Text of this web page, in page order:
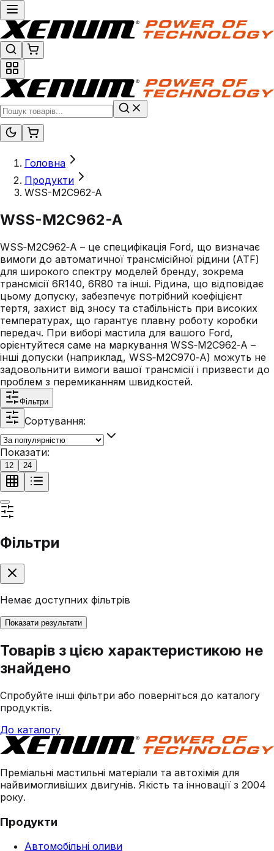
Головна
Продукти
WSS-M2C962-A
WSS-M2C962-A
WSS‑M2C962‑A – це специфікація Ford, що визначає
вимоги до автоматичної трансмісійної рідини (ATF)
для широкого спектру моделей бренду, зокрема
трансмісії 6R140, 6R80 та інші. Рідина, що відповідає
цьому допуску, забезпечує потрібний коефіцієнт
тертя, захист від зносу та стабільність при високих
температурах, що гарантує плавну роботу коробки
передач. При виборі мастила для вашого Ford,
орієнтуйтеся саме на маркування WSS‑M2C962‑A –
інші допуски (наприклад, WSS‑M2C970‑A) можуть не
задовольнити вимоги вашої трансмісії і призвести до
проблем з перемиканням швидкостей.
Фільтри
Сортування:
Показати:
12 24
Фільтри
Немає доступних фільтрів
Показати результати
Товарів з цією характеристикою не
знайдено
Спробуйте інші фільтри або поверніться до каталогу
продуктів.
До каталогу
Преміальні мастильні матеріали та автохімія для
найвимогливіших двигунів. Якість та інновації з 2004
року.
Продукти
Автомобільні оливи